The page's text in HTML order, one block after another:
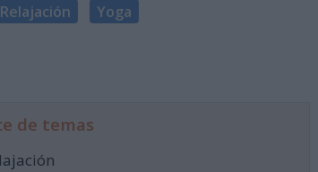
Relajación Yoga
de temas